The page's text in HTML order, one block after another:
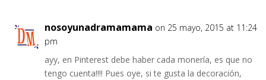
nosoyunadramamama on 25 mayo, 2015 at 11:24
pm
ayy, en Pinterest debe haber cada monería, es que no
tengo cuenta!!!! Pues oye, si te gusta la decoración,